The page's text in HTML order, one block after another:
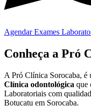
Agendar Exames
Conheça a Pró
A Pró Clínica Sorocaba, é
Clínica odontológica que
Laboratoriais com
Botucatu em Sorocaba.